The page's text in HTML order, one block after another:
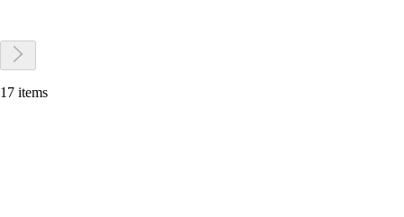
17 items